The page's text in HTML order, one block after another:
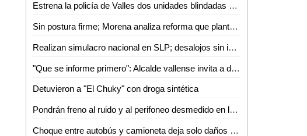
Estrena la policía de Valles dos unidades blindadas de 6 millones de pesos
Sin postura firme; Morena analiza reforma que plantea antidoping a candidatos en SLP
Realizan simulacro nacional en SLP; desalojos sin incidentes
"Que se informe primero": Alcalde vallense invita a diputado revisar capacitación de PC tras caso "Jachi"
Detuvieron a "El Chuky" con droga sintética
Pondrán freno al ruido y al perifoneo desmedido en la zona centro de Ciudad Valles
Choque entre autobús y camioneta deja solo daños materiales